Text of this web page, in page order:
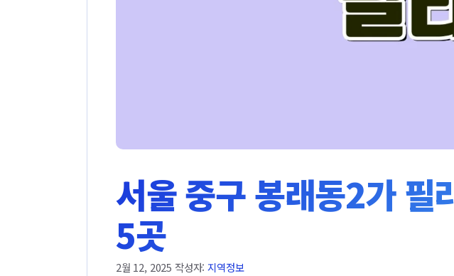
서울 중구 봉래동2가 필
5곳
2월 12, 2025 작성자:지역정보